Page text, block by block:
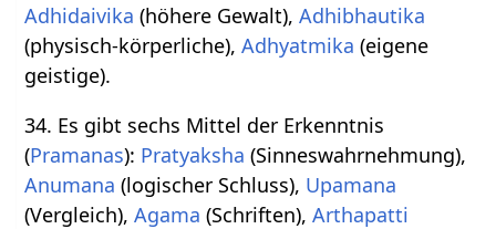
Adhidaivika (höhere Gewalt),Adhibhautika
(physisch-körperliche),Adhyatmika (eigene
geistige).
34. Es gibt sechs Mittel der Erkenntnis
(Pramanas): Pratyaksha (Sinneswahrnehmung),
Anumana (logischer Schluss), Upamana
(Vergleich),Agama (Schriften),Arthapatti